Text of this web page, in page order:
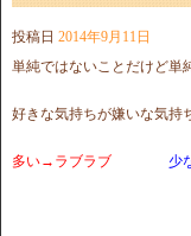
投稿日 2014年9月11日
単純ではないことだけど単
好きな気持ちが嫌いな気持
多い→ラブラブ 少